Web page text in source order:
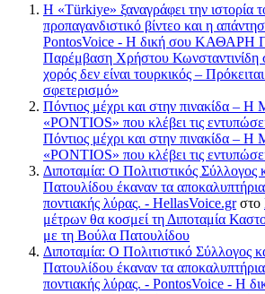
Η «Türkiye» ξαναγράφει την ιστορία
προπαγανδιστικό βίντεο και η
PontosVoice - H δική σου ΚΑΘΑΡΗ
Παρέμβαση Χρήστου Κωνσταντινίδη
χορός δεν είναι τουρκικός – Πρόκειται
σφετερισμό»
Πόντιος μέχρι και στην πινακίδα – Η
«PONTIOS» που κλέβει τις
Πόντιος μέχρι και στην πινακίδα – Η
«PONTIOS» που κλέβει τις
Διποταμία: Ο Πολιτιστικός Σύλλογος
Πατουλίδου έκαναν τα
ποντιακής λύρας. - HellasVoice.grστο
μέτρων θα κοσμεί τη Διποταμία
με τη Βούλα Πατουλίδου
Διποταμία: Ο Πολιτιστικό Σύλλογος
Πατουλίδου έκαναν τα
ποντιακής λύρας. - PontosVoice - H